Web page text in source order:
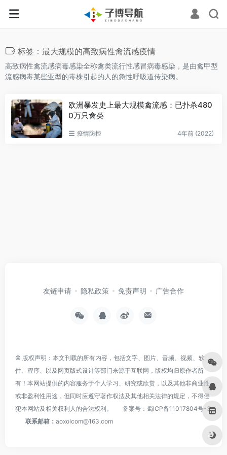
标签：最大规模的高致病性禽流感疫情
高致病性禽流感病毒感染全称禽类流行性感冒病毒感染，是由禽甲型
流感病毒某些亚型的毒株引起的人的急性呼吸道传染病。
欧洲暴发史上最大规模禽流感：已扑杀480
0万只禽类
疫情防控 4年前 (2022)
友链申请 隐私政策 免责声明 广告合作
© 版权声明：本文刊载的所有内容，包括文字、图片、音频、视频、软
件、程序、以及网页版式设计等部门来源于互联网，版权均归原作者所
有！本网站提供的内容服务于个人学习、研究或欣赏，以及其他非商业性
或非盈利性用途，但同时应遵守著作权法及其他相关法律的规定，不得侵
犯本网站及相关权利人的合法权利。
备案号： 蜀ICP备11017804号-3
联系邮箱： aoxolcom@163.com